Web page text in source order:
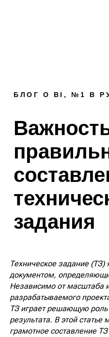
Важность
задания
Техническое задание
документом,
Независимо от масштаба
разрабатываемого
ТЗ играет решающую
результата. В этой
грамотное составление